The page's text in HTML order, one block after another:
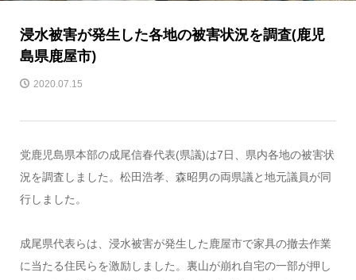
浸水被害が発生した各地の被害状況を調査(鹿児
島県鹿屋市)
2020.07.15
党鹿児島県本部の成尾信春代表(県議)は7日、県内各地の被害状
況を調査しました。松田浩孝、森昭男の両県議と地元議員が同
行しました。
成尾県代表らは、浸水被害が発生した鹿屋市で家具の撤去作業
に当たる住民らを激励しました。裏山が崩れ自宅の一部が押し